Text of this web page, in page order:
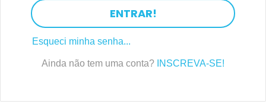
ENTRAR!
Esqueci minha senha...
Ainda não tem uma conta? INSCREVA-SE!